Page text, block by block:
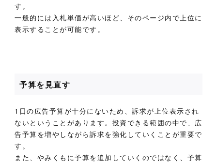
す。
一般的には入札単価が高いほど、そのページ内で上位に
表示することが可能です。
予算を見直す
1日の広告予算が十分にないため、訴求が上位表示され
ないということがあります。投資できる範囲の中で、広
告予算を増やしながら訴求を強化していくことが重要で
す。
また、やみくもに予算を追加していくのではなく、予算